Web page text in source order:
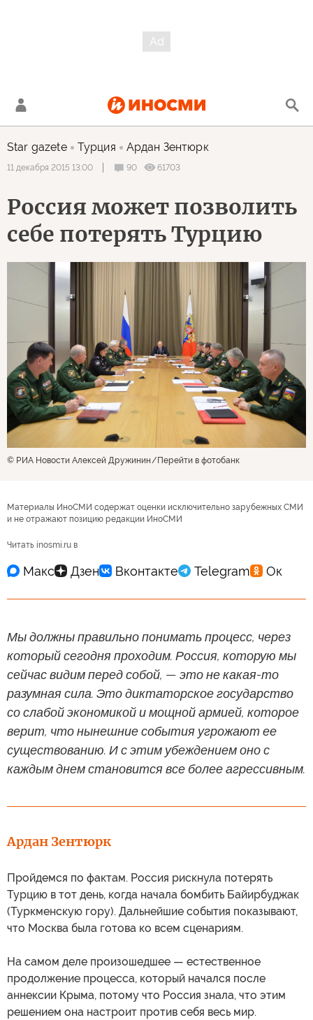
Star gazete Турция Ардан Зентюрк
11 декабря 2015 13:00 90 61703
Россия может позволить
себе потерять Турцию
© РИА Новости Алексей Дружинин Перейти в фотобанк
Материалы ИноСМИ содержат оценки исключительно зарубежных СМИ
и не отражают позицию редакции ИноСМИ
Читать inosmi.ru в
Мы должны правильно понимать процесс, через
который сегодня проходим. Россия, которую мы
сейчас видим перед собой, — это не какая-то
разумная сила. Это диктаторское государство
со слабой экономикой и мощной армией, которое
верит, что нынешние события угрожают ее
существованию. И с этим убеждением оно с
каждым днем становится все более агрессивным.
Ардан Зентюрк
Пройдемся по фактам. Россия рискнула потерять
Турцию в тот день, когда начала бомбить Байирбуджак
(Туркменскую гору). Дальнейшие события показывают,
что Москва была готова ко всем сценариям.
На самом деле произошедшее — естественное
продолжение процесса, который начался после
аннексии Крыма, потому что Россия знала, что этим
решением она настроит против себя весь мир.